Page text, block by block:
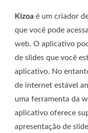
Kizoa é um criador
que você pode
web. O aplicativo
de slides que você
aplicativo. No
de internet estável
uma ferramenta da
aplicativo oferece
apresentação de